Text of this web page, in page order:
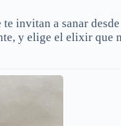
invitan a sanar
y elige el elixir que